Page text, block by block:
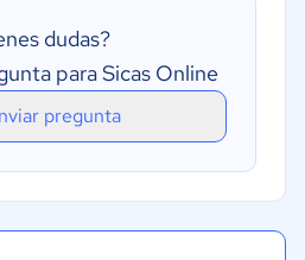
dudas?
para Sicas Online
pregunta